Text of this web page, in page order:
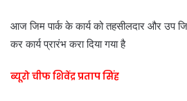
आज जिम पार्क के कार्य को तहसीलदार और उप
कर कार्य प्रारंभ करा दिया गया है
ब्यूरो चीफ शिवेंद्र प्रताप सिंह